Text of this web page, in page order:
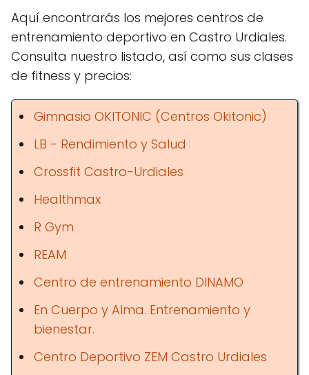
Aquí encontrarás los mejores centros de
entrenamiento deportivo en Castro Urdiales.
Consulta nuestro listado, así como sus clases
de fitness y precios:
Gimnasio OKITONIC (Centros Okitonic)
LB - Rendimiento y Salud
Crossfit Castro-Urdiales
Healthmax
R Gym
REAM
Centro de entrenamiento DINAMO
En Cuerpo y Alma. Entrenamiento y
bienestar.
Centro Deportivo ZEM Castro Urdiales